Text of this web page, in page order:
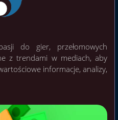
do gier, przełomowych
z trendami w mediach, aby
informacje, analizy,